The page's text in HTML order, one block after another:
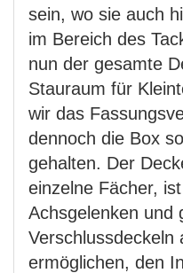
sein, wo sie auch
im Bereich des
nun der gesamte
Stauraum für
wir das
dennoch die Box
gehalten. Der
einzelne Fächer,
Achsgelenken und
Verschlussdeckeln
ermöglichen, den